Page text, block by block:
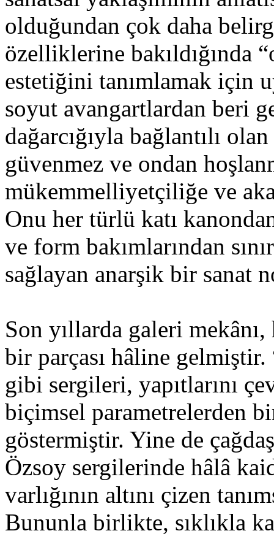
olduğundan çok daha
özelliklerine bakıldığında
estetiğini tanımlamak için
soyut avangartlardan beri
dağarcığıyla bağlantılı
güvenmez ve ondan
mükemmelliyetçiliğe ve
Onu her türlü katı
ve form bakımlarından
sağlayan anarşik bir sanat
Son yıllarda galeri
bir parçası hâline
gibi sergileri, yapıtlarını
biçimsel parametrelerden
göstermiştir. Yine de
Özsoy sergilerinde hâlâ
varlığının altını çizen
Bununla birlikte, sıklıkla